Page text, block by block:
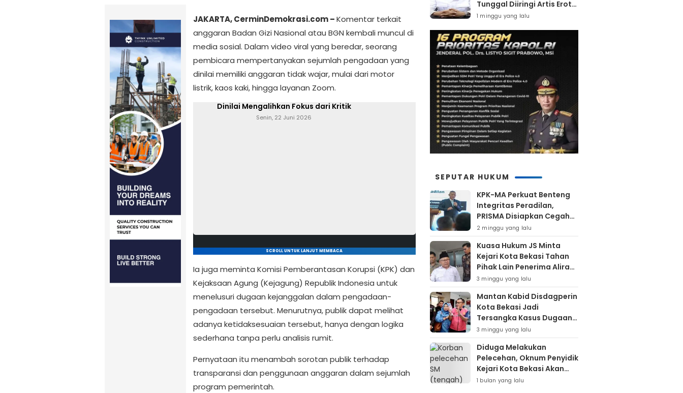
JAKARTA, CerminDemokrasi.com –Komentar terkait
anggaran Badan Gizi Nasional atau BGN kembali muncul di
media sosial. Dalam video viral yang beredar, seorang
pembicara mempertanyakan sejumlah pengadaan yang
dinilai memiliki anggaran tidak wajar, mulai dari motor
listrik, kaos kaki, hingga layanan Zoom.
SCROLL UNTUK LANJUT MEMBACA
Kunjungi Website Resmi Cermin Demokrasi
Narasi ‘Kalau Tidak Suka, Gantikan Saja’
Dinilai Mengalihkan Fokus dari Kritik
Senin, 22 Juni 2026
Ia juga meminta Komisi Pemberantasan Korupsi (KPK) dan
Kejaksaan Agung (Kejagung) Republik Indonesia untuk
menelusuri dugaan kejanggalan dalam pengadaan-
pengadaan tersebut. Menurutnya, publik dapat melihat
adanya ketidaksesuaian tersebut, hanya dengan logika
sederhana tanpa perlu analisis rumit.
Pernyataan itu menambah sorotan publik terhadap
transparansi dan penggunaan anggaran dalam sejumlah
program pemerintah.
Tunggal Diiringi Artis Erotis
Di Kuranji
1 minggu yang lalu
SEPUTAR HUKUM
KPK-MA Perkuat Benteng
Integritas Peradilan,
PRISMA Disiapkan Cegah
Korupsi Sejak Hulu
2 minggu yang lalu
Kuasa Hukum JS Minta
Kejari Kota Bekasi Tahan
Pihak Lain Penerima Aliran
Dana Rp80 Juta
3 minggu yang lalu
Mantan Kabid Disdagperin
Kota Bekasi Jadi
Tersangka Kasus Dugaan
Pungli MCK Pasar
Bantargebang
3 minggu yang lalu
Diduga Melakukan
Pelecehan, Oknum Penyidik
Kejari Kota Bekasi Akan
Dilaporkan
1 bulan yang lalu